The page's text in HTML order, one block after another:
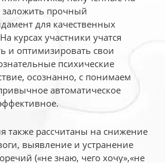
заложить прочный
для качественных
курсах участники учатся
и оптимизировать свои
психические
осознанно, с понимаем
автоматическое
также рассчитаны на снижение
выявление и устранение
(«не знаю, чего хочу»,«не